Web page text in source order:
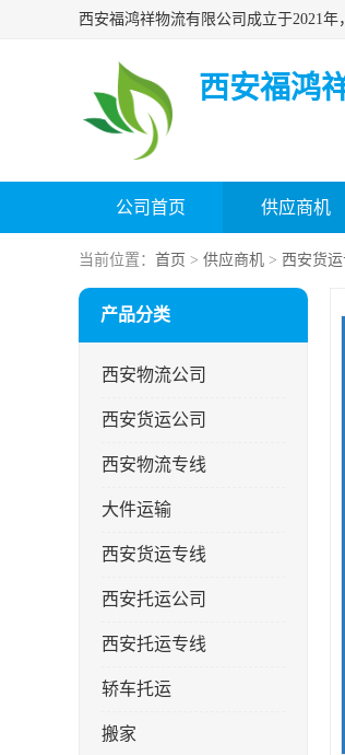
西安福鸿
公司首页 供应商机
当前位置： 首页 > 供应商机 > 西安货
产品分类
西安物流公司
西安货运公司
西安物流专线
大件运输
西安货运专线
西安托运公司
西安托运专线
轿车托运
搬家